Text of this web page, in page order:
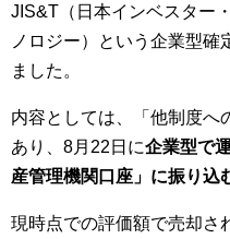
JIS&T（日本インベスター
ノロジー）という企業型確
ました。
内容としては、「他制度へ
あり、8月22日に企業型で
産管理機関口座」に振り込
現時点での評価額で売却さ